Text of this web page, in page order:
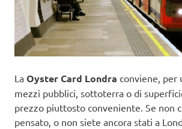
La Oyster Card Londra conviene,
mezzi pubblici, sottoterra o di
prezzo piuttosto conveniente. Se non
pensato, o non siete ancora stati a